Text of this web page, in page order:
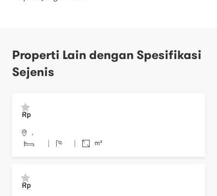
Properti Lain dengan Spesifikasi
Sejenis
Rp
,
m²
Rp